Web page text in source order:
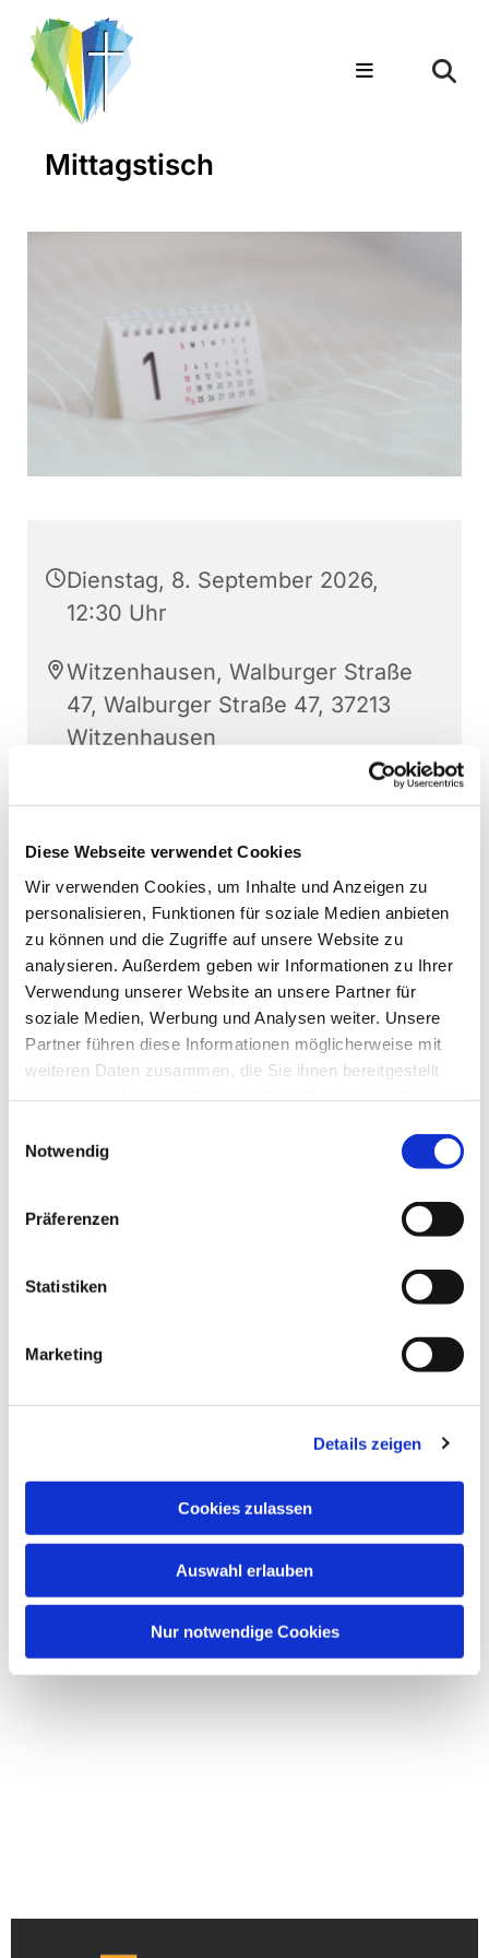
Diese Webseite verwendet Cookies
Wir verwenden Cookies, um Inhalte und Anzeigen zu
personalisieren, Funktionen für soziale Medien anbieten
zu können und die Zugriffe auf unsere Website zu
analysieren. Außerdem geben wir Informationen zu Ihrer
Verwendung unserer Website an unsere Partner für
soziale Medien, Werbung und Analysen weiter. Unsere
Partner führen diese Informationen möglicherweise mit
weiteren Daten zusammen, die Sie ihnen bereitgestellt
Notwendig
Präferenzen
Statistiken
Marketing
Details zeigen
Cookies zulassen
Auswahl erlauben
Nur notwendige Cookies
Mittagstisch
Dienstag, 8. September 2026,
12:30 Uhr
Witzenhausen, Walburger Straße
47, Walburger Straße 47, 37213
Witzenhausen
Dies könnte Sie auch